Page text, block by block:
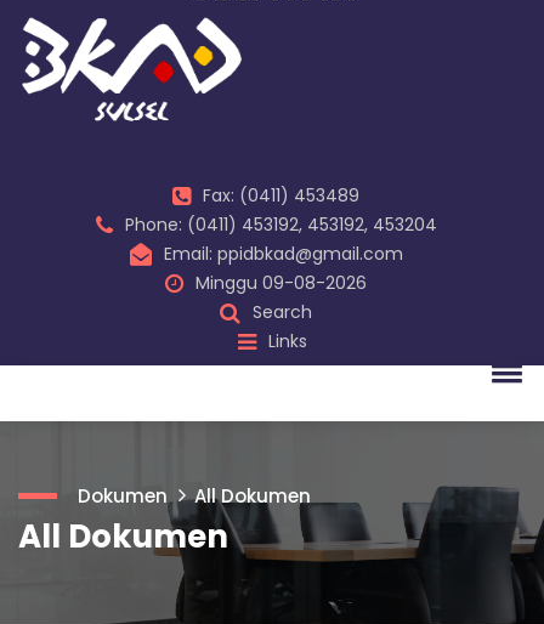
Fax: (0411) 453489
Phone: (0411) 453192, 453192, 453204
Email: ppidbkad@gmail.com
Minggu 09-08-2026
Search
Links
Dokumen All Dokumen
All Dokumen